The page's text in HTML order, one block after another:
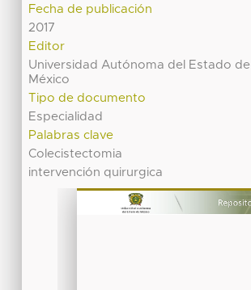
Fecha de publicación
2017
Editor
Universidad Autónoma del Estado de
México
Tipo de documento
Especialidad
Palabras clave
Colecistectomia
intervención quirurgica